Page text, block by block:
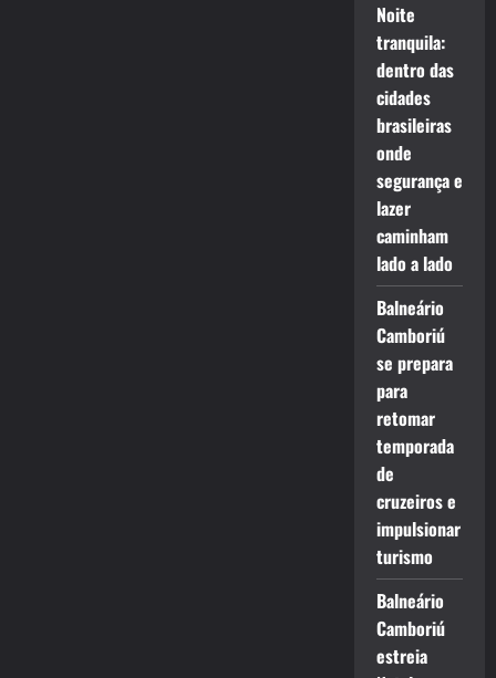
Noite
tranquila:
dentro das
cidades
brasileiras
onde
segurança e
lazer
caminham
lado a lado
Balneário
Camboriú
se prepara
para
retomar
temporada
de
cruzeiros e
impulsionar
turismo
Balneário
Camboriú
estreia